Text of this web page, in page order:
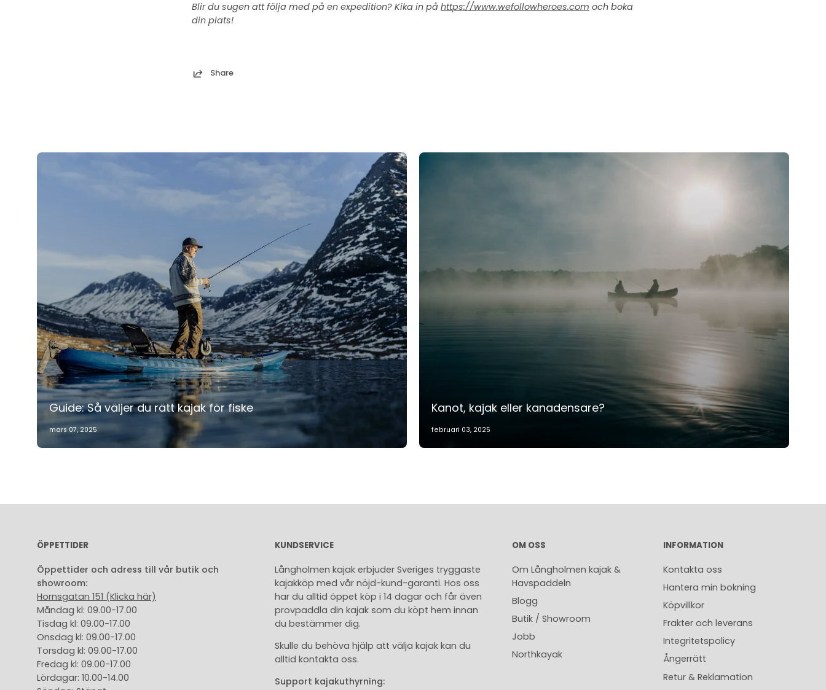
Blir du sugen att följa med på en expedition? Kika in på https://www.wefollowheroes.com och boka
din plats!
Share
Guide: Så väljer du rätt kajak för fiske
mars 07, 2025
Kanot, kajak eller kanadensare?
februari 03, 2025
ÖPPETTIDER
Öppettider och adress till vår butik och
showroom:
Hornsgatan 151 (Klicka här)
Måndag kl: 09.00-17.00
Tisdag kl: 09.00-17.00
Onsdag kl: 09.00-17.00
Torsdag kl: 09.00-17.00
Fredag kl: 09.00-17.00
Lördagar: 10.00-14.00
KUNDSERVICE
Långholmen kajak erbjuder Sveriges tryggaste
kajakköp med vår nöjd-kund-garanti. Hos oss
har du alltid öppet köp i 14 dagar och får även
provpaddla din kajak som du köpt hem innan
du bestämmer dig.
Skulle du behöva hjälp att välja kajak kan du
alltid kontakta oss.
Support kajakuthyrning:
OM OSS
Om Långholmen kajak &
Havspaddeln
Blogg
Butik / Showroom
Jobb
Northkayak
INFORMATION
Kontakta oss
Hantera min bokning
Köpvillkor
Frakter och leverans
Integritetspolicy
Ångerrätt
Retur & Reklamation